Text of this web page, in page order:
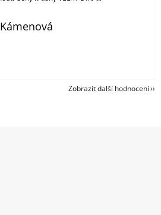
je 5 z 5 hvězdiček.
Zobrazit další hodnocení